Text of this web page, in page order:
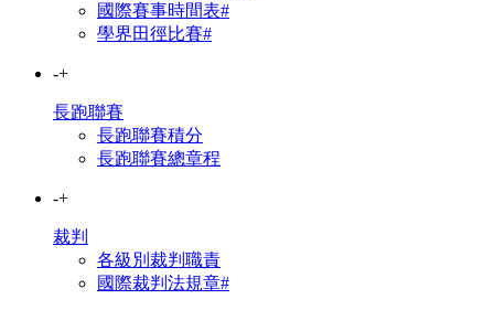
國際賽事時間表#
學界田徑比賽#
-+
長跑聯賽
長跑聯賽積分
長跑聯賽總章程
-+
裁判
各級別裁判職責
國際裁判法規章#